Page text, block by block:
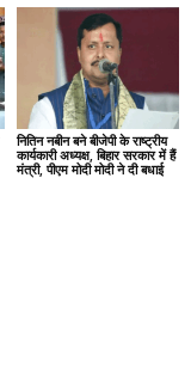
नितिन नबीन बने बीजेपी के राष्ट्रीय
कार्यकारी अध्यक्ष, बिहार सरकार में हैं
मंत्री, पीएम मोदी मोदी ने दी बधाई